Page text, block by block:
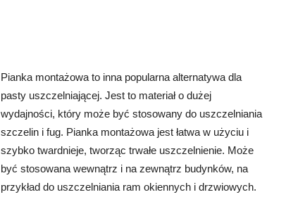
Pianka montażowa to inna popularna alternatywa dla
pasty uszczelniającej. Jest to materiał o dużej
wydajności, który może być stosowany do uszczelniania
szczelin i fug. Pianka montażowa jest łatwa w użyciu i
szybko twardnieje, tworząc trwałe uszczelnienie. Może
być stosowana wewnątrz i na zewnątrz budynków, na
przykład do uszczelniania ram okiennych i drzwiowych.